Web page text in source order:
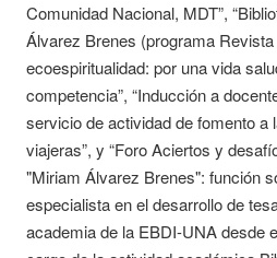
Comunidad Nacional, MDT”,
Álvarez Brenes (programa
ecoespiritualidad: por una vida
competencia”, “Inducción a
servicio de actividad de fomento a
viajeras”, y “Foro Aciertos y
"Miriam Álvarez Brenes": función
especialista en el desarrollo de
academia de la EBDI-UNA desde